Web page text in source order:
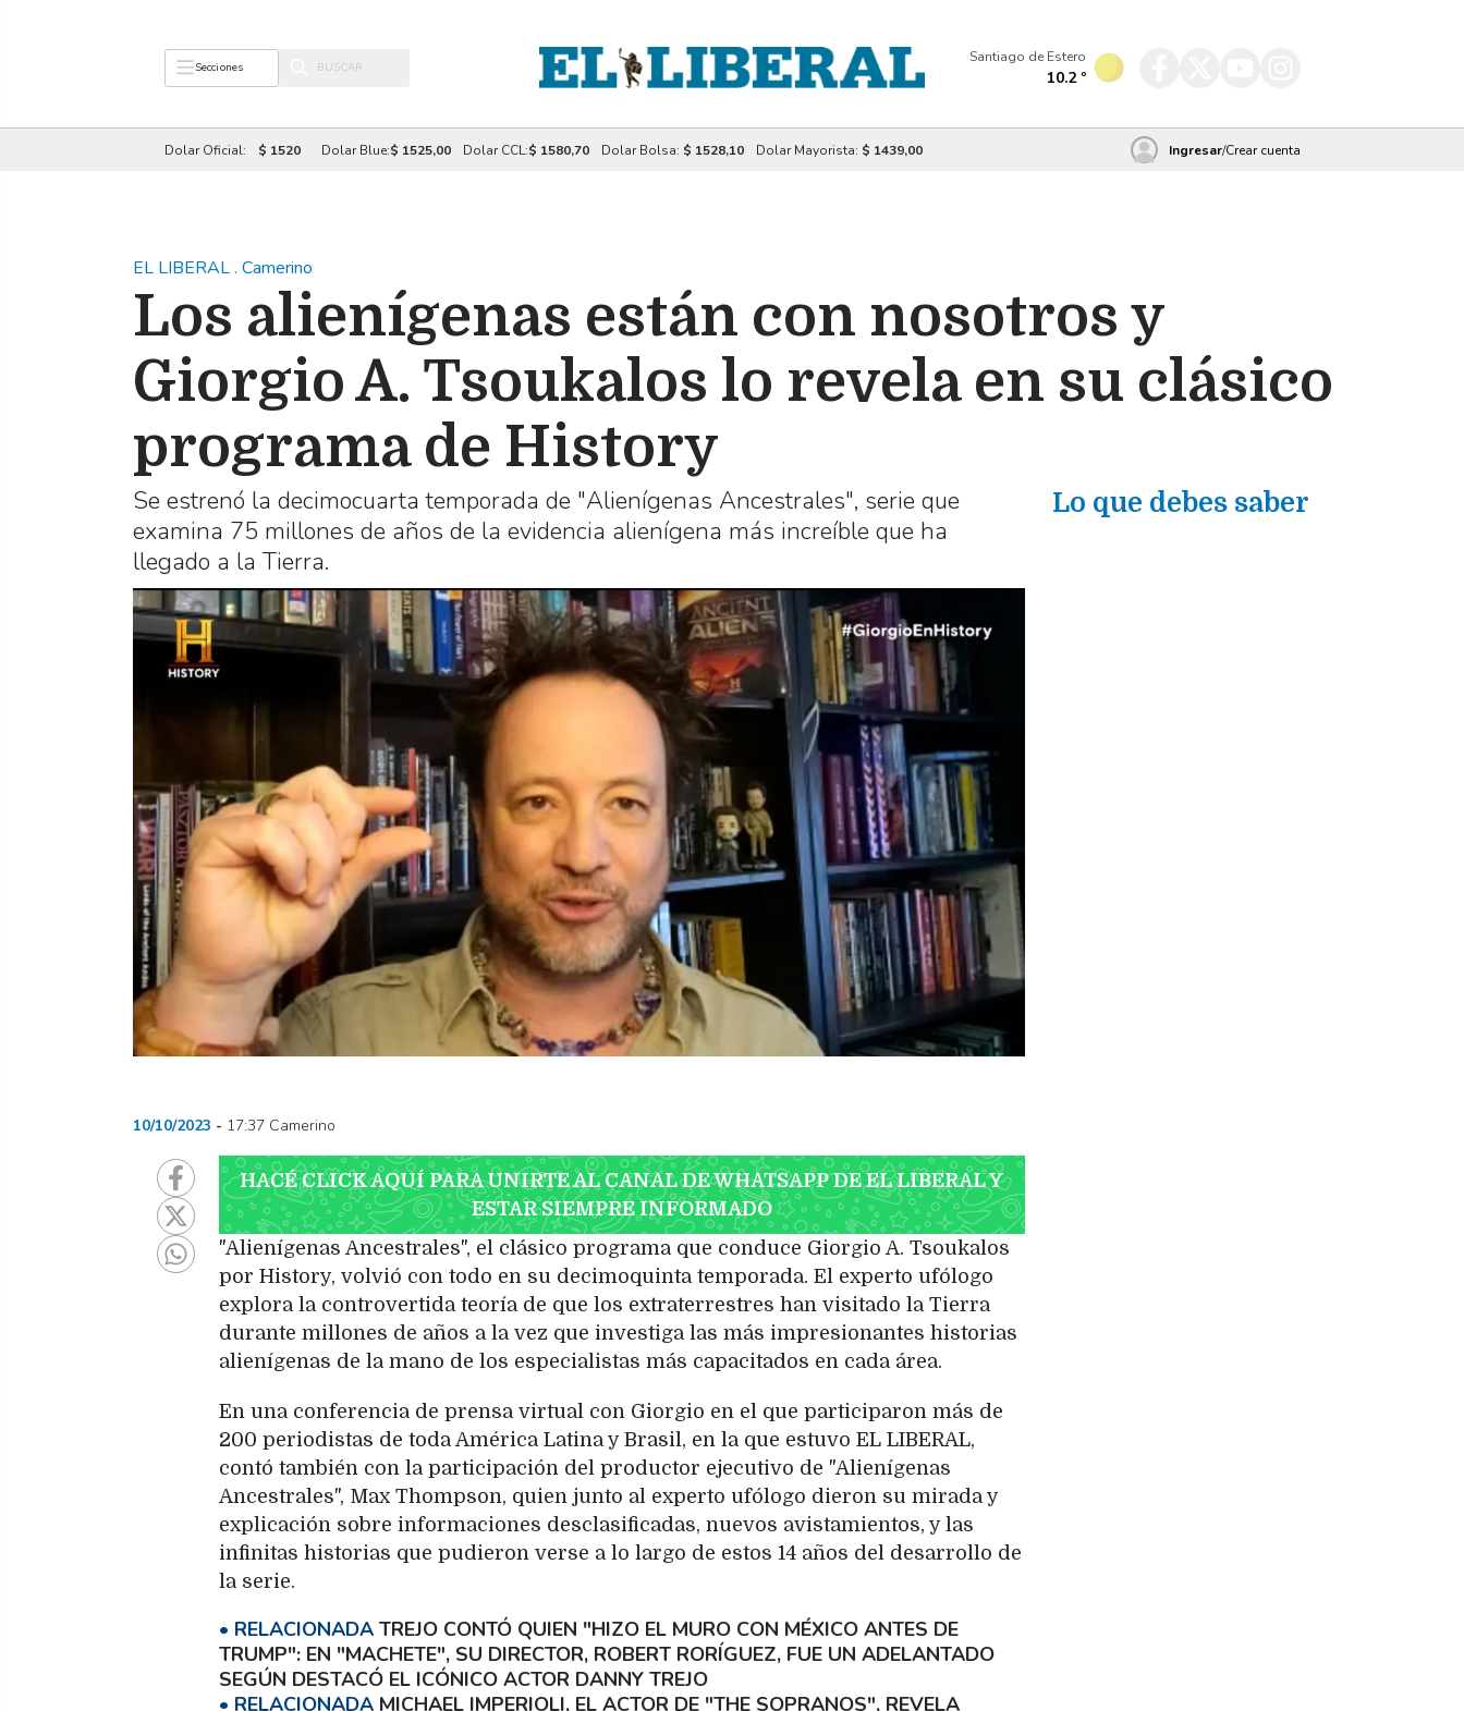
Secciones
Santiago de Estero
10.2 º
Dolar Oficial: $ 1520 Dolar Blue:$ 1525,00 Dolar CCL:$ 1580,70 Dolar Bolsa: $ 1528,10 Dolar Mayorista: $ 1439,00 Ingresar/Crear cuenta
EL LIBERAL. Camerino
Los alienígenas están con nosotros y
Giorgio A. Tsoukalos lo revela en su clásico
programa de History
Se estrenó la decimocuarta temporada de "Alienígenas Ancestrales", serie que
examina 75 millones de años de la evidencia alienígena más increíble que ha
llegado a la Tierra.
10/10/2023 17:37 Camerino
HACÉ CLICK AQUÍ PARA UNIRTE AL CANAL DE WHATSAPP DE EL LIBERAL Y
ESTAR SIEMPRE INFORMADO
"Alienígenas Ancestrales", el clásico programa que conduce Giorgio A. Tsoukalos
por History, volvió con todo en su decimoquinta temporada. El experto ufólogo
explora la controvertida teoría de que los extraterrestres han visitado la Tierra
durante millones de años a la vez que investiga las más impresionantes historias
alienígenas de la mano de los especialistas más capacitados en cada área.
En una conferencia de prensa virtual con Giorgio en el que participaron más de
200 periodistas de toda América Latina y Brasil, en la que estuvo EL LIBERAL,
contó también con la participación del productor ejecutivo de "Alienígenas
Ancestrales", Max Thompson, quien junto al experto ufólogo dieron su mirada y
explicación sobre informaciones desclasificadas, nuevos avistamientos, y las
infinitas historias que pudieron verse a lo largo de estos 14 años del desarrollo de
la serie.
TREJO CONTÓ QUIEN "HIZO EL MURO CON MÉXICO ANTES DE
TRUMP" EN "MACHETE", SU DIRECTOR, ROBERT RORÍGUEZ, FUE UN ADELANTADO
SEGÚN DESTACÓ EL ICÓNICO ACTOR DANNY TREJO
MICHAEL IMPERIOLI, EL ACTOR DE "THE SOPRANOS", REVELA
Lo que debes saber